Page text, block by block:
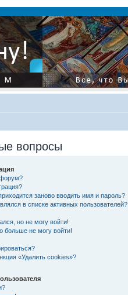
вопросы
заново вводить имя и пароль?
в списке активных пользователей?
но не могу войти!
больше не могу войти!
«Удалить cookies»?